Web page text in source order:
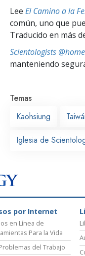
Lee El Camino a la
común, uno que
Traducido en más
Scientologists @home
manteniendo
Temas
Kaohsiung
Iglesia de
por Internet
en Línea de
Para la Vida
del Trabajo